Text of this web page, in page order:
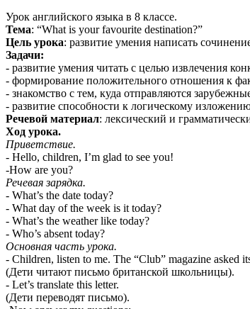
Урок английского языка в 8 классе.
Тема: “What is your favourite destination?”
Цель урока: развитие умения написать
Задачи:
- развитие умения читать с целью извлечения
- формирование положительного отношения к
- знакомство с тем, куда отправляются
- развитие способности к логическому
Речевой материал: лексический и
Ход урока.
Приветствие.
- Hello, children, I’m glad to see you!
-How are you?
Речевая зарядка.
- What’s the date today?
- What day of the week is it today?
- What’s the weather like today?
- Who’s absent today?
Основная часть урока.
- Children, listen to me. The “Club” magazine asked
(Дети читают письмо британской школьницы).
- Let’s translate this letter.
(Дети переводят письмо).